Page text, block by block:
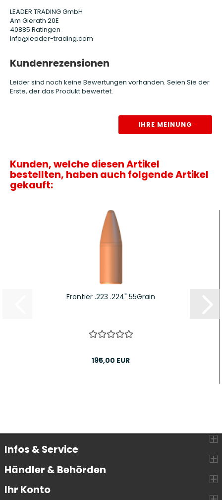
LEADER TRADING GmbH
Am Gierath 20E
40885 Ratingen
info@leader-trading.com
Kundenrezensionen
Leider sind noch keine Bewertungen vorhanden. Seien Sie der
Erste, der das Produkt bewertet.
IHRE MEINUNG
Kunden, welche diesen Artikel
bestellten, haben auch folgende Artikel
gekauft:
Frontier .223 .224" 55Grain
195,00 EUR
Infos & Service
Händler & Behörden
Ihr Konto